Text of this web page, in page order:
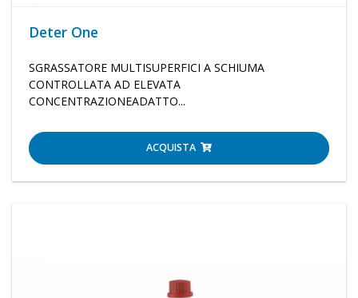
Deter One
SGRASSATORE MULTISUPERFICI A SCHIUMA
CONTROLLATA AD ELEVATA
CONCENTRAZIONEADATTO...
ACQUISTA